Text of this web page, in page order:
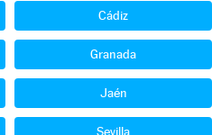
Cádiz
Granada
Jaén
Sevilla